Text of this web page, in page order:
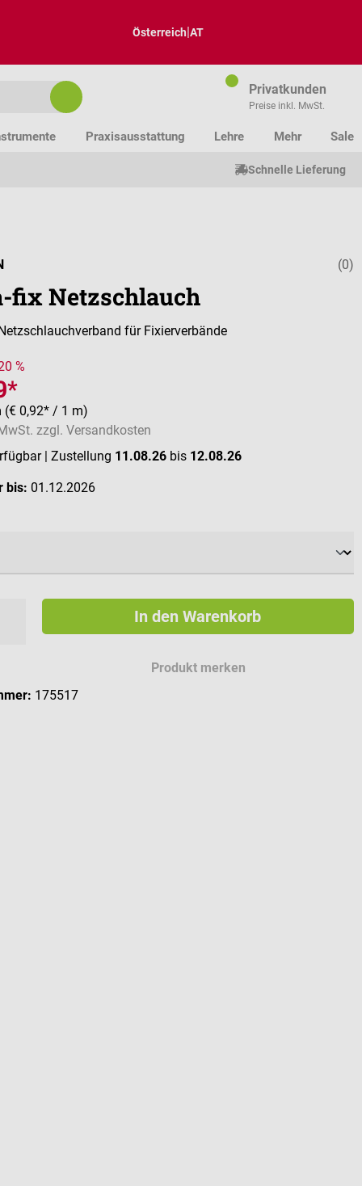
Österreich|AT
Privatkunden
Preise inkl. MwSt.
Praxisausstattung Lehre Mehr Sale
Schnelle Lieferung
(0)
fix Netzschlauch
für Fixierverbände
%
(€ 0,92* / 1 m)
zzgl. Versandkosten
| Zustellung 11.08.26 bis 12.08.26
bis: 01.12.2026
In den Warenkorb
Produkt merken
175517